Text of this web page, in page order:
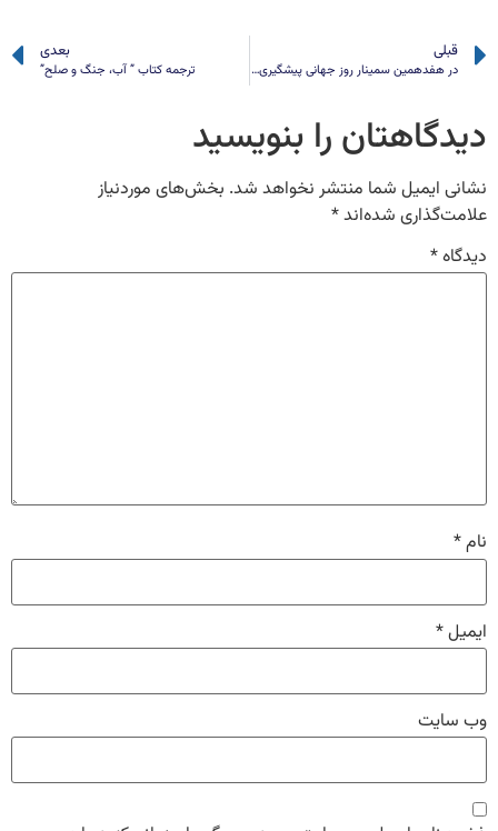
قبلی
در هفدهمین سمینار روز جهانی پیشگیری از تأثیرات جنگ بر محیط­ زیست پیشنهاد شد/ایجاد کُرسی یونسکو در حوزه دیپلماسی آب، صلح و امنیت محیط‌زیستی
بعدی
ترجمه کتاب ” آب، جنگ و صلح”
دیدگاهتان را بنویسید
نشانی ایمیل شما منتشر نخواهد شد. بخش‌های موردنیاز
علامت‌گذاری شده‌اند*
دیدگاه*
نام*
ایمیل*
وب‌ سایت